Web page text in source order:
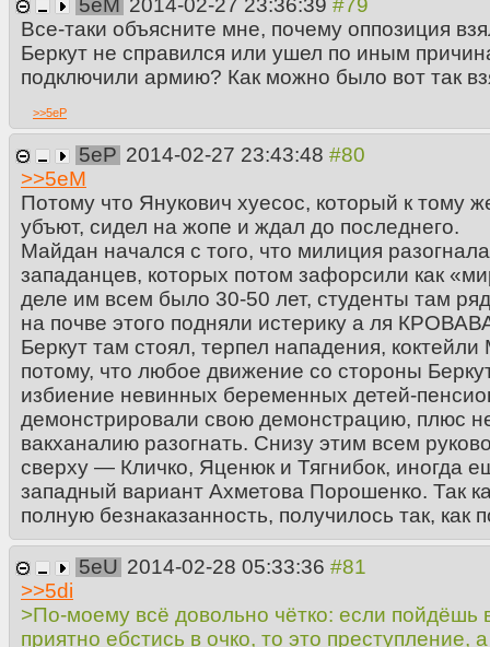
Все-таки объясните мне, почему оппозиция
Беркут не справился или ушел по иным
подключили армию? Как можно было вот так
>>5eP
5eP 2014-02-27 23:43:48
>>5eM
Потому что Янукович хуесос, который к тому
убъют, сидел на жопе и ждал до последнего.
Майдан начался с того, что милиция
западанцев, которых потом зафорсили как
деле им всем было 30-50 лет, студенты там
на почве этого подняли истерику а ля
Беркут там стоял, терпел нападения,
потому, что любое движение со стороны
избиение невинных беременных детей-
демонстрировали свою демонстрацию, плюс
вакханалию разогнать. Снизу этим всем
сверху — Кличко, Яценюк и Тягнибок, иногда
западный вариант Ахметова Порошенко. Так
полную безнаказанность, получилось так, как
5eU 2014-02-28 05:33:36
>>5di
>По-моему всё довольно чётко: если пойдёшь
приятно ебстись в очко, то это преступление,